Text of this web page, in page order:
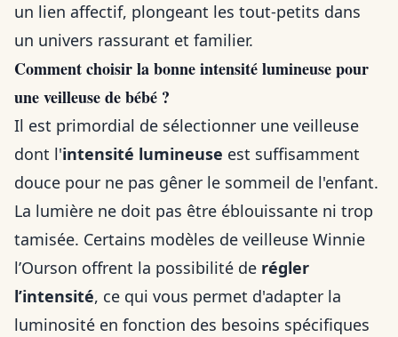
un lien affectif, plongeant les tout-petits dans
un univers rassurant et familier.
Comment choisir la bonne intensité lumineuse pour
une veilleuse de bébé ?
Il est primordial de sélectionner une veilleuse
dont l'intensité lumineuse est suffisamment
douce pour ne pas gêner le sommeil de l'enfant.
La lumière ne doit pas être éblouissante ni trop
tamisée. Certains modèles de veilleuse Winnie
l’Ourson offrent la possibilité de régler
l’intensité, ce qui vous permet d'adapter la
luminosité en fonction des besoins spécifiques